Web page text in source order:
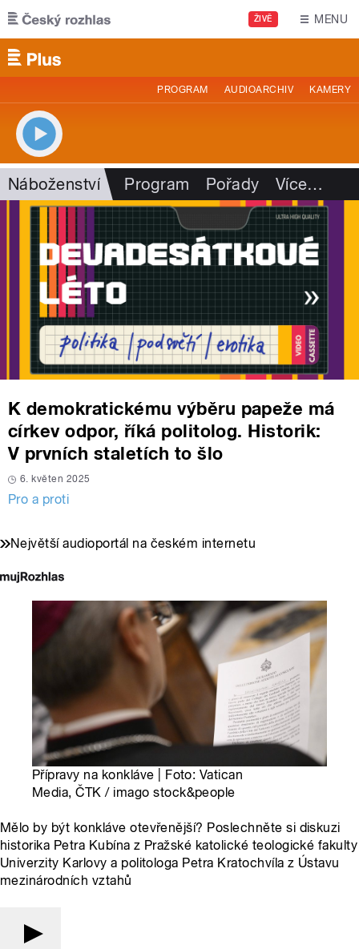
Přejít k hlavnímu obsahu
ŽIVĚ MENU
PROGRAM AUDIOARCHIV KAMERY
Náboženství Program Pořady Více…
K demokratickému výběru papeže má
církev odpor, říká politolog. Historik:
V prvních staletích to šlo
6. květen 2025
Pro a proti
Největší audioportál na českém internetu
Přípravy na konkláve | Foto: Vatican
Media, ČTK / imago stock&people
Mělo by být konkláve otevřenější? Poslechněte si diskuzi
historika Petra Kubína z Pražské katolické teologické fakulty
Univerzity Karlovy a politologa Petra Kratochvíla z Ústavu
mezinárodních vztahů